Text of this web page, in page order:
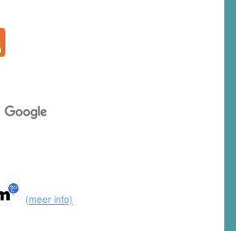
F
e
d
(meer info)